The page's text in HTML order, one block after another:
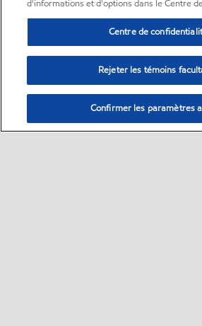
d'informations et d'options dans le Centre
Centre de
Rejeter les témoins
Confirmer les paramètres